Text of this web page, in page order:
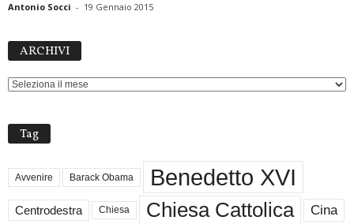
Antonio Socci - 19 Gennaio 2015
ARCHIVI
Tag
Avvenire Barack Obama Benedetto XVI
Centrodestra Chiesa Chiesa Cattolica Cina